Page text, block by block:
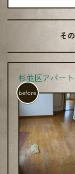
そ
杉並区アパー
before